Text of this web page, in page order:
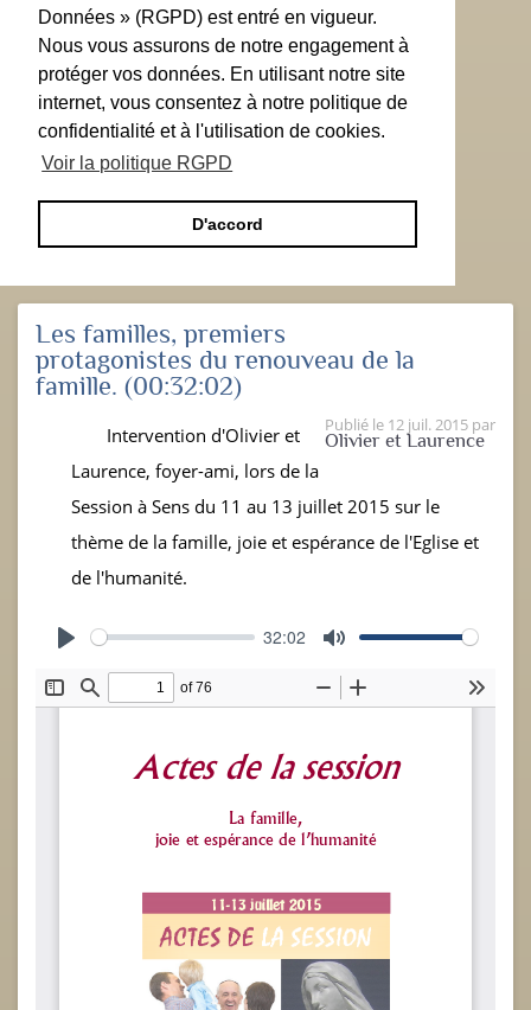
Données » (RGPD) est entré en vigueur.
Nous vous assurons de notre engagement à
protéger vos données. En utilisant notre site
internet, vous consentez à notre politique de
confidentialité et à l'utilisation de cookies.
Voir la politique RGPD
D'accord
Les familles, premiers
protagonistes du renouveau de la
famille. (00:32:02)
Publié le 12 juil. 2015 par
Olivier et Laurence
Intervention d'Olivier et
Laurence, foyer-ami, lors de la
Session à Sens du 11 au 13 juillet 2015 sur le
thème de la famille, joie et espérance de l'Eglise et
de l'humanité.
32:02